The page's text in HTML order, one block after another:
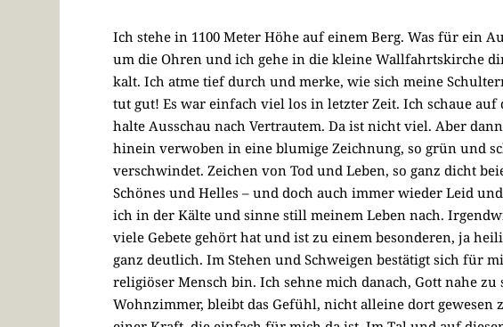
Ich stehe in 1100 Meter Höhe auf einem Berg. Was für ein
um die Ohren und ich gehe in die kleine Wallfahrtskirche
kalt. Ich atme tief durch und merke, wie sich meine
tut gut! Es war einfach viel los in letzter Zeit. Ich schaue auf
halte Ausschau nach Vertrautem. Da ist nicht viel. Aber
hinein verwoben in eine blumige Zeichnung, so grün und
verschwindet. Zeichen von Tod und Leben, so ganz dicht
Schönes und Helles – und doch auch immer wieder Leid
ich in der Kälte und sinne still meinem Leben nach.
viele Gebete gehört hat und ist zu einem besonderen, ja
ganz deutlich. Im Stehen und Schweigen bestätigt sich für
religiöser Mensch bin. Ich sehne mich danach, Gott nahe zu
Wohnzimmer, bleibt das Gefühl, nicht alleine dort gewesen